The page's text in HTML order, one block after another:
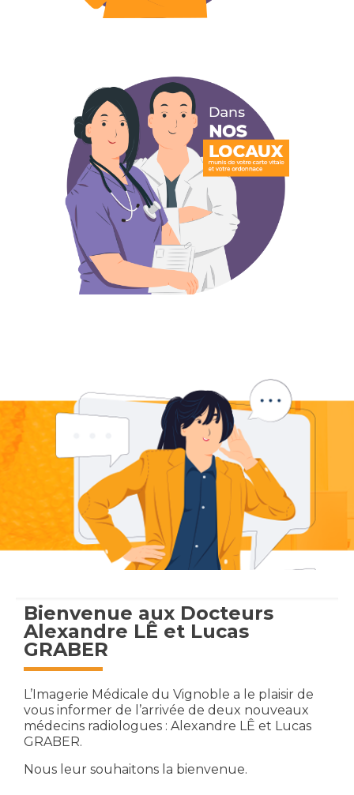
Bienvenue aux Docteurs
Alexandre LÊ et Lucas
GRABER
L’Imagerie Médicale du Vignoble a le plaisir de
vous informer de l’arrivée de deux nouveaux
médecins radiologues : Alexandre LÊ et Lucas
GRABER.
Nous leur souhaitons la bienvenue.